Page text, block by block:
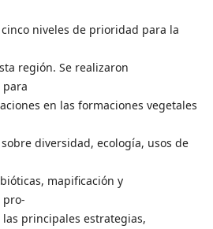
niveles de prioridad para la
región. Se realizaron
para
en las formaciones vegetales
diversidad, ecología, usos de
mapificación y
pro-
principales estrategias,